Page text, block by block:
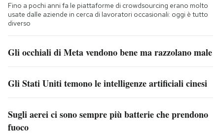
Fino a pochi anni fa le piattaforme di crowdsourcing erano molto
usate dalle aziende in cerca di lavoratori occasionali: oggi è tutto
diverso
Gli occhiali di Meta vendono bene ma razzolano male
Gli Stati Uniti temono le intelligenze artificiali cinesi
Sugli aerei ci sono sempre più batterie che prendono
fuoco